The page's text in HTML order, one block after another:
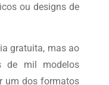
ou designs de
gratuita, mas ao
de mil modelos
um dos formatos